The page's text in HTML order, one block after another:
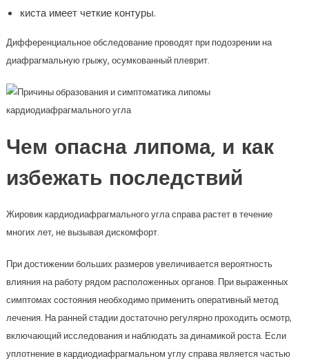
киста имеет четкие контуры.
Дифференциальное обследование проводят при подозрении на
диафрагмальную грыжу, осумкованный плеврит.
Чем опасна липома, и как
избежать последствий
Жировик кардиодиафрагмального угла справа растет в течение
многих лет, не вызывая дискомфорт.
При достижении больших размеров увеличивается вероятность
влияния на работу рядом расположенных органов. При выраженных
симптомах состояния необходимо применить оперативный метод
лечения. На ранней стадии достаточно регулярно проходить осмотр,
включающий исследования и наблюдать за динамикой роста. Если
уплотнение в кардиодиафрагмальном углу справа является частью